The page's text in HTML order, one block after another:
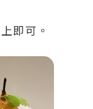
即可。